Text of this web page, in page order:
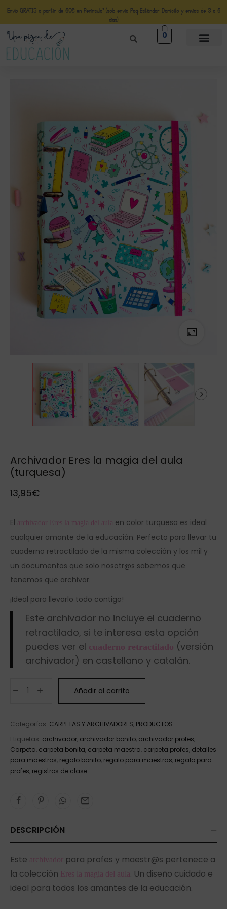
Envío GRATIS a partir de 50€ en Península* (solo envio Paq Estándar Domicilio y envíos de 3 a 5
días)
0
Archivador Eres la magia del aula
(turquesa)
13,95€
El archivador Eres la magia del aula en color turquesa es ideal
cualquier amante de la educación. Perfecto para llevar tu
cuaderno retractilado de la misma colección y los mil y
un documentos que solo nosotr@s sabemos que
tenemos que archivar.
¡Ideal para llevarlo todo contigo!
Este archivador no incluye el cuaderno
retractilado, si te interesa esta opción
puedes ver el cuaderno retractilado (versión
archivador) en castellano y catalán.
Añadir al carrito
Categorías: CARPETAS Y ARCHIVADORES, PRODUCTOS
Etiquetas: archivador, archivador bonito, archivador profes,
Carpeta, carpeta bonita, carpeta maestra, carpeta profes, detalles
para maestros, regalo bonito, regalo para maestras, regalo para
profes, registros de clase
DESCRIPCIÓN
Este archivador para profes y maestr@s pertenece a
la colección Eres la magia del aula. Un diseño cuidado e
ideal para todos los amantes de la educación.